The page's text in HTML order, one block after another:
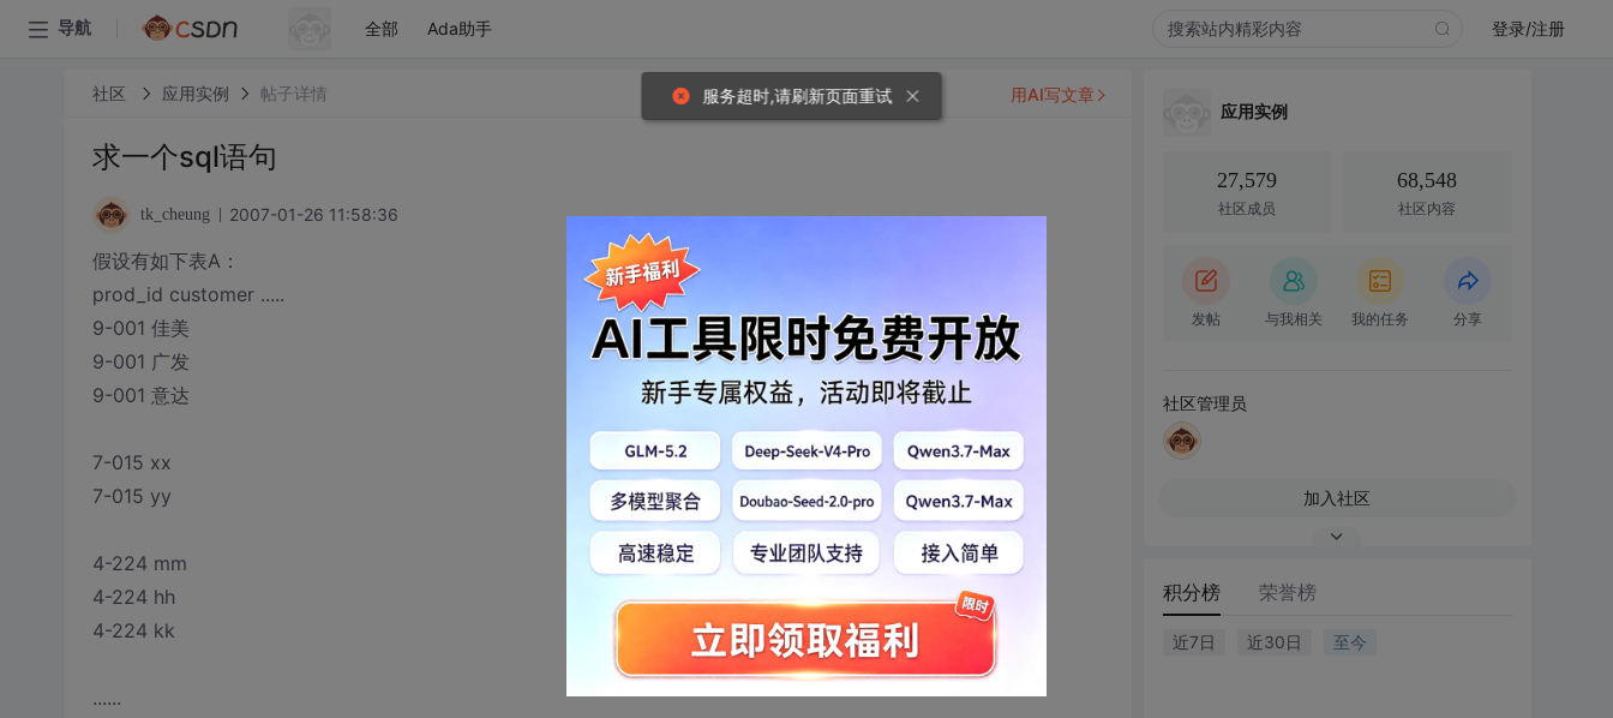
导航 全部 Ada助手 登录/注册
社区 应用实例 帖子详情
求一个sql语句
tk_cheung 2007-01-26 11:58:36
假设有如下表A：
prod_id customer .....
9-001 佳美
9-001 广发
9-001 意达
7-015 xx
7-015 yy
4-224 mm
4-224 hh
4-224 kk
......
用AI写文章
应用实例
27,579
社区成员
68,548
社区内容
发帖 与我相关 我的任务 分享
社区管理员
加入社区
积分榜 荣誉榜
近7日 近30日 至今
服务超时,请刷新页面重试